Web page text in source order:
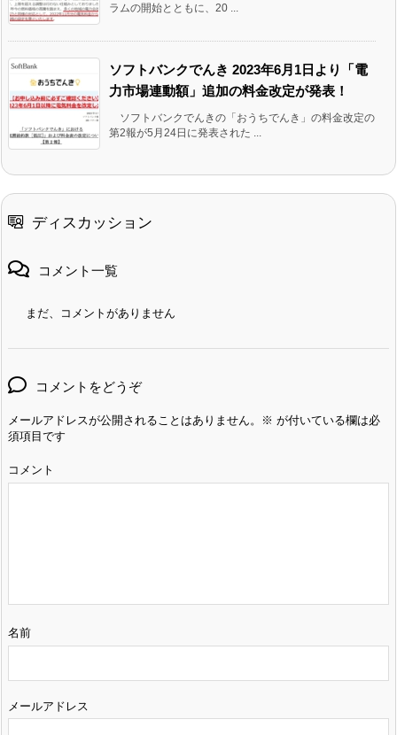
ラムの開始とともに、20 ...
ソフトバンクでんき 2023年6月1日より「電
力市場連動額」追加の料金改定が発表！
ソフトバンクでんきの「おうちでんき」の料金改定の
第2報が5月24日に発表された ...
ディスカッション
コメント一覧
まだ、コメントがありません
コメントをどうぞ
メールアドレスが公開されることはありません。 ※ が付いている欄は必
須項目です
コメント
名前
メールアドレス